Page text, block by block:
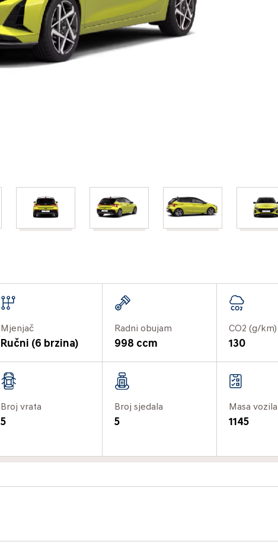
Mjenjač
Ručni (6 brzina)
Radni obujam
998 ccm
CO2 (g/km)
130
Broj vrata
5
Broj sjedala
5
Masa
1145